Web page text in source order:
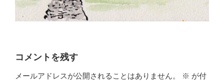
コメントを残す
メールアドレスが公開されることはありません。 ※ が付